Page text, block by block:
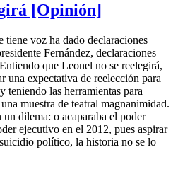
[Opinión]
voz ha dado declaraciones
Fernández, declaraciones
que Leonel no se reelegirá,
una expectativa de reelección para
teniendo las herramientas para
muestra de teatral magnanimidad.
dilema: o acaparaba el poder
ejecutivo en el 2012, pues aspirar
político, la historia no se lo